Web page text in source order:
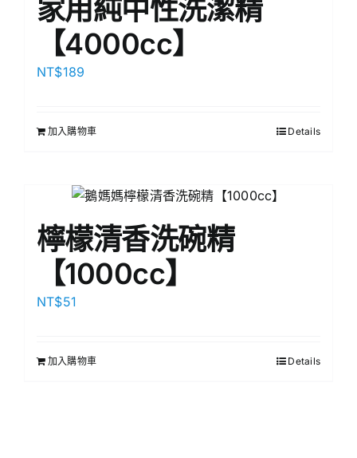
家用純中性洗潔精
【4000cc】
NT$189
加入購物車 Details
檸檬清香洗碗精
【1000cc】
NT$51
加入購物車 Details